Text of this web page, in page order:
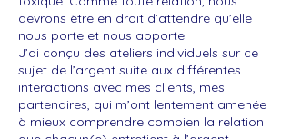
devrons être en droit d’attendre qu’elle
nous porte et nous apporte.
J’ai conçu des ateliers individuels sur ce
sujet de l’argent suite aux différentes
interactions avec mes clients, mes
partenaires, qui m’ont lentement amenée
à mieux comprendre combien la relation